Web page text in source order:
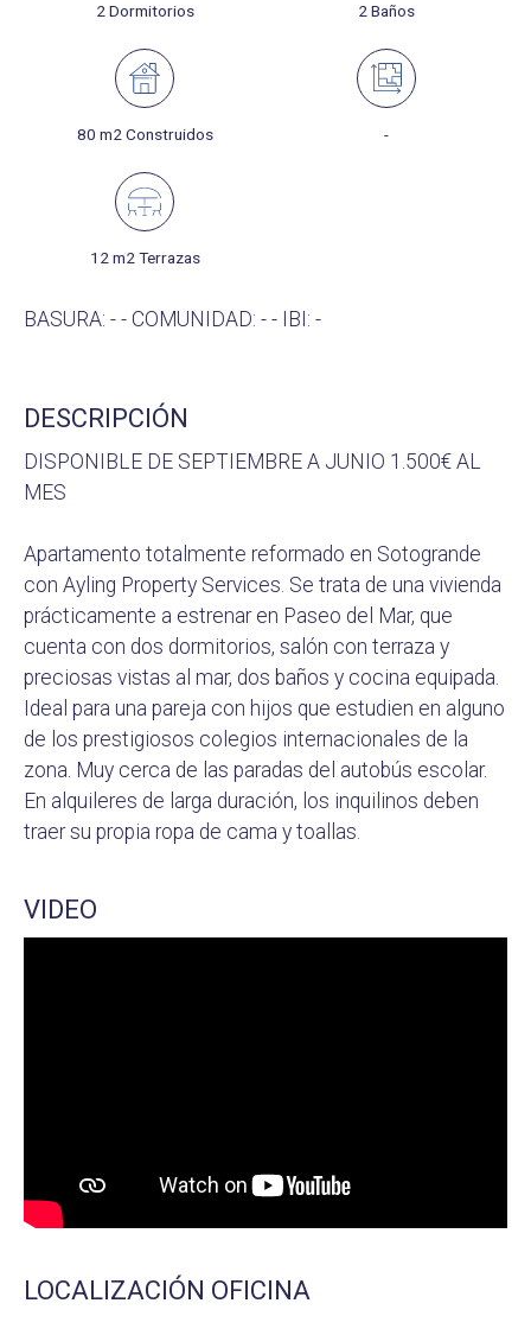
2 Dormitorios 2 Baños
80 m2 Construidos -
12 m2 Terrazas
BASURA: - - COMUNIDAD: - - IBI: -
DESCRIPCIÓN
DISPONIBLE DE SEPTIEMBRE A JUNIO 1.500€ AL
MES
Apartamento totalmente reformado en Sotogrande
con Ayling Property Services. Se trata de una vivienda
prácticamente a estrenar en Paseo del Mar, que
cuenta con dos dormitorios, salón con terraza y
preciosas vistas al mar, dos baños y cocina equipada.
Ideal para una pareja con hijos que estudien en alguno
de los prestigiosos colegios internacionales de la
zona. Muy cerca de las paradas del autobús escolar.
En alquileres de larga duración, los inquilinos deben
traer su propia ropa de cama y toallas.
VIDEO
LOCALIZACIÓN OFICINA